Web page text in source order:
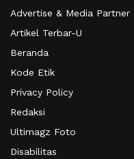
Advertise & Media Partner
Artikel Terbar-U
Beranda
Kode Etik
Privacy Policy
Redaksi
Ultimagz Foto
Disabilitas